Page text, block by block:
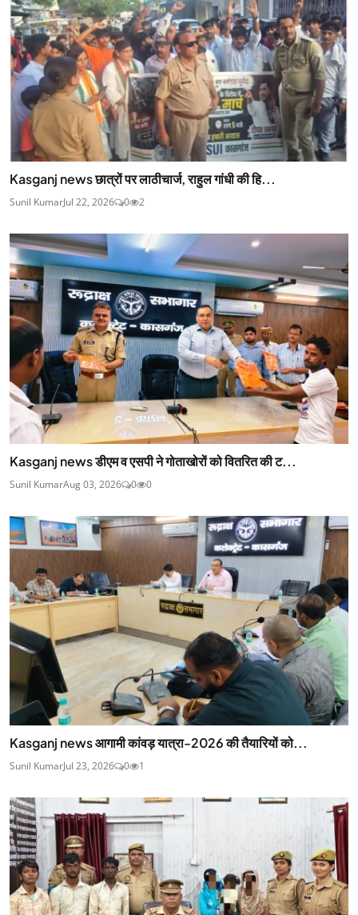
Kasganj news छात्रों पर लाठीचार्ज, राहुल गांधी की हि...
Sunil KumarJul 22, 2026 0 2
Kasganj news डीएम व एसपी ने गोताखोरों को वितरित की ट...
Sunil KumarAug 03, 2026 0 0
Kasganj news आगामी कांवड़ यात्रा-2026 की तैयारियों को...
Sunil KumarJul 23, 2026 0 1